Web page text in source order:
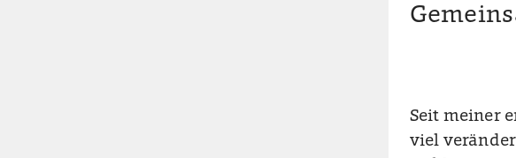
Seit meiner
viel